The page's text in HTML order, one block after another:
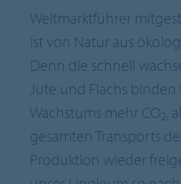
Weltmarktführer
ist von Natur aus
Denn die schnell
Jute und Flachs
Wachstums mehr CO2 ,
gesamten Transports
Produktion wieder